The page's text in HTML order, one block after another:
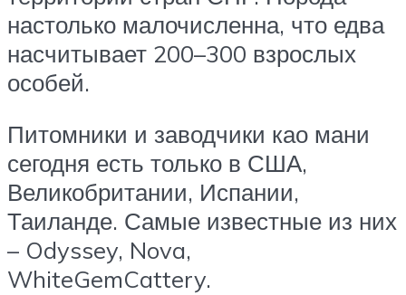
настолько малочисленна, что едва
насчитывает 200–300 взрослых
особей.
Питомники и заводчики као мани
сегодня есть только в США,
Великобритании, Испании,
Таиланде. Самые известные из них
– Odyssey, Nova,
WhiteGemCattery.